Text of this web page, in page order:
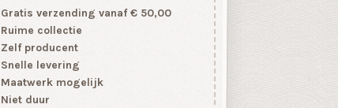
Gratis verzending vanaf € 50,00
Ruime collectie
Zelf producent
Snelle levering
Maatwerk mogelijk
Niet duur